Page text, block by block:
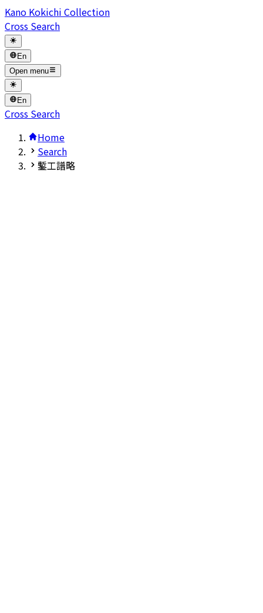
Kano Kokichi Collection
Cross Search
En
Open menu
En
Cross Search
Home
Search
鏨工譜略